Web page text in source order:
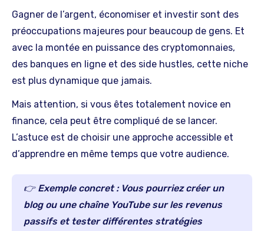
Gagner de l’argent, économiser et investir sont des
préoccupations majeures pour beaucoup de gens. Et
avec la montée en puissance des cryptomonnaies,
des banques en ligne et des side hustles, cette niche
est plus dynamique que jamais.
Mais attention, si vous êtes totalement novice en
finance, cela peut être compliqué de se lancer.
L’astuce est de choisir une approche accessible et
d’apprendre en même temps que votre audience.
👉 Exemple concret :Vous pourriez créer un
blog ou une chaîne YouTube sur les revenus
passifset tester différentes stratégies